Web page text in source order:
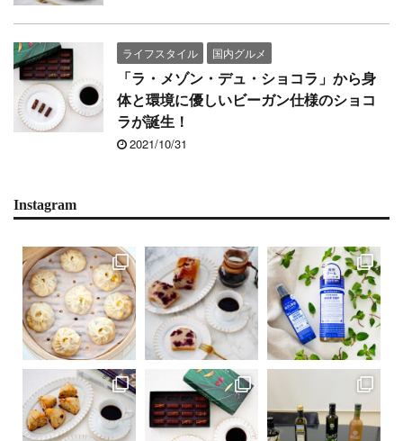
ライフスタイル
国内グルメ
「ラ・メゾン・デュ・ショコラ」から身
体と環境に優しいビーガン仕様のショコ
ラが誕生！
2021/10/31
Instagram